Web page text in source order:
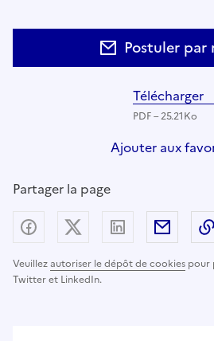
Postuler par
Télécharger
PDF – 25.21Ko
Ajouter aux
Partager la page
Veuillezautoriser le dépôt de cookies pour
Twitter et LinkedIn.
Partager sur Facebook
Partager sur X
Partager sur